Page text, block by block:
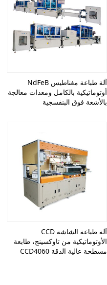
آلة طباعة مغناطيس NdFeB
أوتوماتيكية بالكامل ومعدات معالجة
بالأشعة فوق البنفسجية
آلة طباعة الشاشة CCD
الأوتوماتيكية من تاوكسينج، طابعة
مسطحة عالية الدقة CCD4060